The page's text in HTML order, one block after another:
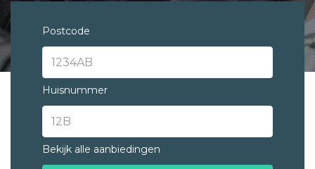
Postcode
Huisnummer
Bekijk alle aanbiedingen